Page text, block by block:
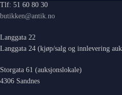
Tlf: 51 60 80 30
butikken@antik.no
Langgata 22
Langgata 24 (kjøp/salg og innlevering
Storgata 61 (auksjonslokale)
4306 Sandnes